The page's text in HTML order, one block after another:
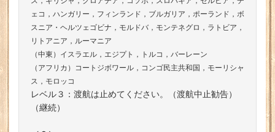
ェコ，ハンガリー，フィンランド，ブルガリア，ポーランド，ボ
スニア・ヘルツェゴビナ，モルドバ，モンテネグロ，ラトビア，
リトアニア，ルーマニア
（中東）イスラエル，エジプト，トルコ，バーレーン
（アフリカ）コートジボワール，コンゴ民主共和国，モーリシャ
ス，モロッコ
レベル３：渡航は止めてください。（渡航中止勧告）
（継続）